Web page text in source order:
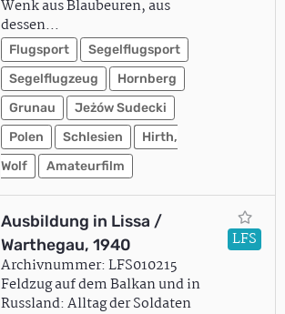
Wenk aus Blaubeuren, aus
dessen…
Flugsport
Segelflugsport
Segelflugzeug
Hornberg
Grunau
Jeżów Sudecki
Polen
Schlesien
Hirth,
Wolf
Amateurfilm
Ausbildung in Lissa /
Warthegau, 1940
Archivnummer: LFS010215
Feldzug auf dem Balkan und in
Russland: Alltag der Soldaten
LFS